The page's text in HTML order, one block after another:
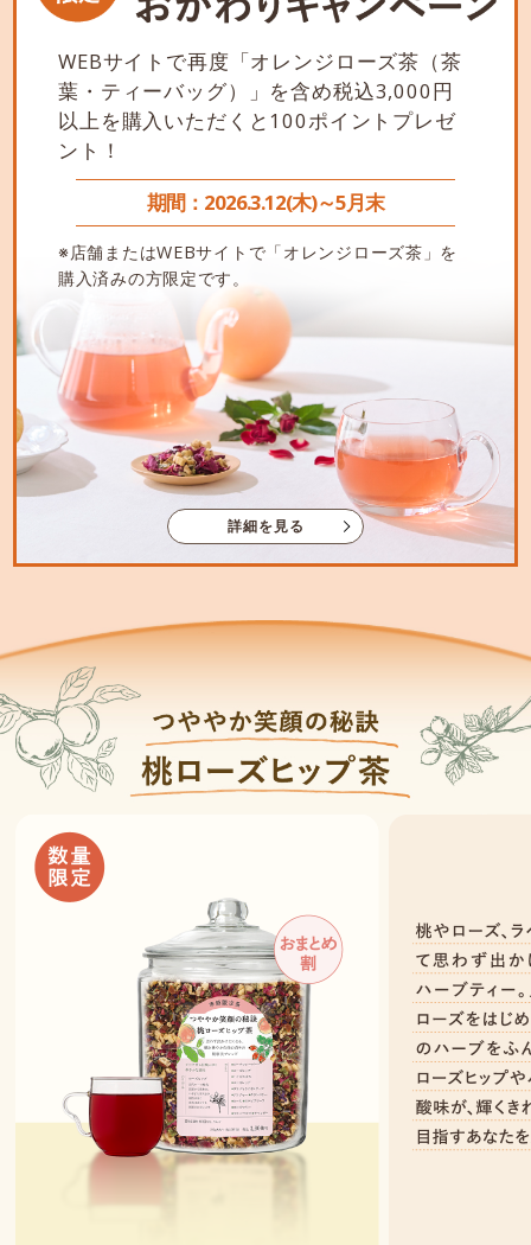
WEBサイトで再度「オレンジローズ茶（茶
葉・ティーバッグ）」を含め税込3,000円
以上を購入いただくと100ポイントプレゼ
ント！
期間：2026.3.12(木)～5月末
※店舗またはWEBサイトで「オレンジローズ茶」を
購入済みの方限定です。
詳細を見る